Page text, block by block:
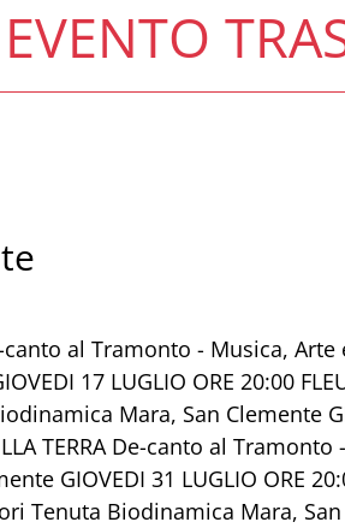
EVENTO
canto al Tramonto - Musica, Arte
17 LUGLIO ORE 20:00
Mara, San Clemente
TERRA De-canto al
GIOVEDI 31 LUGLIO ORE
Tenuta Biodinamica Mara,